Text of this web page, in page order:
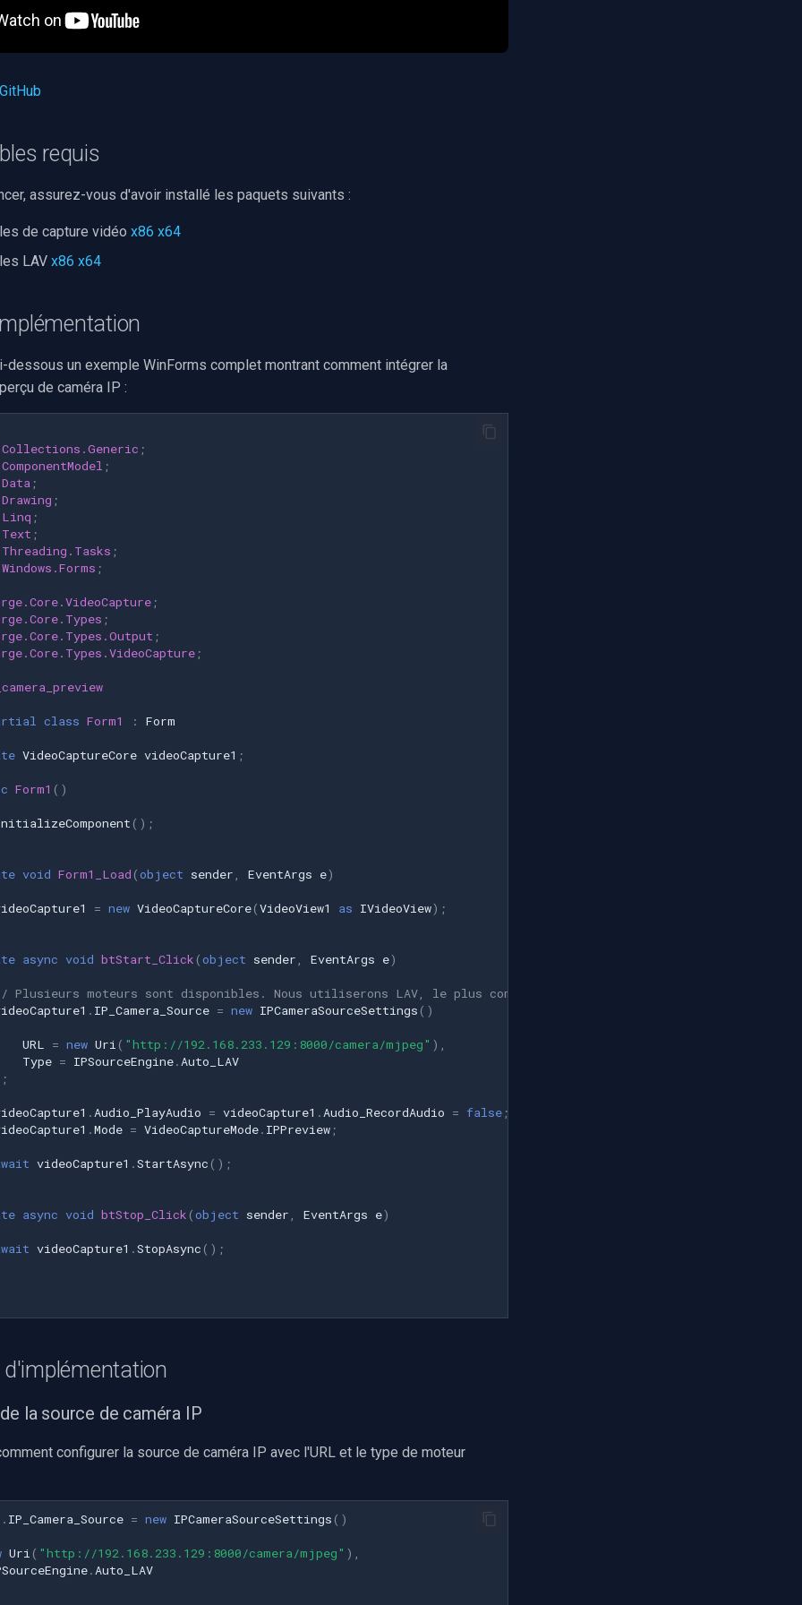
requis
assurez-vous d'avoir installé les paquets suivants :
de capture vidéo x86 x64
LAV x86 x64
dessous un exemple WinForms complet montrant comment intégrer la
de caméra IP :
;
;
;
;
;
;
;
;
;
;
;
;
class Form1 :
Form
VideoCaptureCore videoCapture1 ;
Form1 ()
();
void Form1_Load (object sender EventArgs e)
= new VideoCaptureCore(VideoView1 as IVideoView);
async void btStart_Click (object sender EventArgs e)
Plusieurs moteurs sont disponibles. Nous utiliserons LAV, le plus compatible. Pour une lecture RTSP en
. IP_Camera_Source = new IPCameraSourceSettings ()
URL
= new Uri ( "http://192.168.233.129:8000/camera/mjpeg" ),
Type = IPSourceEngine. Auto_LAV
. Audio_PlayAudio = videoCapture1 . Audio_RecordAudio = false ;
.Mode = VideoCaptureMode. IPPreview ;
videoCapture1 .StartAsync ();
async void btStop_Click (object sender EventArgs e)
videoCapture1 .StopAsync ();
d'implémentation
la source de caméra IP
configurer la source de caméra IP avec l'URL et le type de moteur
. IP_Camera_Source = new IPCameraSourceSettings ()
Uri ( "http://192.168.233.129:8000/camera/mjpeg" ),
. Auto_LAV